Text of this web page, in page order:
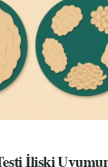
İlişki